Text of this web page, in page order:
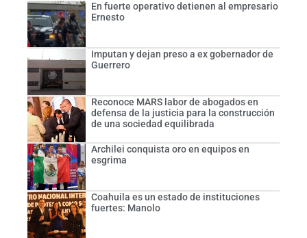
En fuerte operativo detienen al empresario
Ernesto
Imputan y dejan preso a ex gobernador de
Guerrero
Reconoce MARS labor de abogados en
defensa de la justicia para la construcción
de una sociedad equilibrada
Archilei conquista oro en equipos en
esgrima
Coahuila es un estado de instituciones
fuertes: Manolo